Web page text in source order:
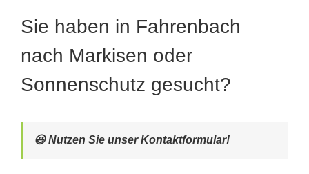
Sie haben in Fahrenbach
nach Markisen oder
Sonnenschutz gesucht?
😃 Nutzen Sie unser Kontaktformular!